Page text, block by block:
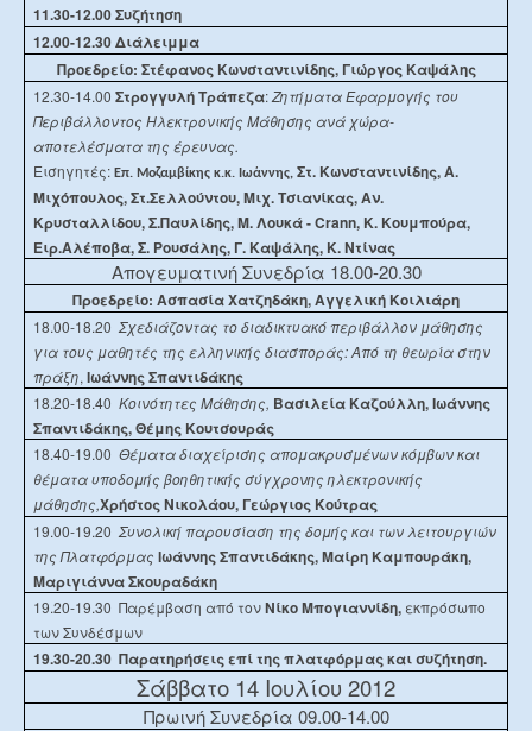
11.30-12.00 Συζήτηση
12.00-12.30 Διάλειμμα
Προεδρείο: Στέφανος Κωνσταντινίδης, Γιώργος Καψάλης
12.30-14.00Στρογγυλή Τράπεζα:Ζητήματα Εφαρμογής του
Περιβάλλοντος Ηλεκτρονικής Μάθησης ανά χώρα-
αποτελέσματα της έρευνας.
Εισηγητές:Επ. Μοζαμβίκης κ.κ. Ιωάννης, Στ. Κωνσταντινίδης, Α.
Μιχόπουλος, Στ.Σελλούντου, Μιχ. Τσιανίκας, Αν.
Κρυσταλλίδου, Σ.Παυλίδης, Μ. Λουκά - Crann, Κ. Κουμπούρα,
Ειρ.Αλέποβα, Σ. Ρουσάλης, Γ. Καψάλης, Κ. Ντίνας
Απογευματινή Συνεδρία 18.00-20.30
Προεδρείο: Ασπασία Χατζηδάκη, Αγγελική Κοιλιάρη
18.00-18.20 Σχεδιάζοντας το διαδικτυακό περιβάλλον μάθησης
για τους μαθητές της ελληνικής διασποράς: Από τη θεωρία στην
πράξη,Ιωάννης Σπαντιδάκης
18.20-18.40 Κοινότητες Μάθησης, Βασιλεία Καζούλλη, Ιωάννης
Σπαντιδάκης, Θέμης Κουτσουράς
18.40-19.00 Θέματα διαχείρισης απομακρυσμένων κόμβων και
θέματα υποδομής βοηθητικής σύγχρονης ηλεκτρονικής
μάθησης,Χρήστος Νικολάου, Γεώργιος Κούτρας
19.00-19.20 Συνολική παρουσίαση της δομής και των λειτουργιών
της Πλατφόρμας Ιωάννης Σπαντιδάκης, Μαίρη Καμπουράκη,
Μαριγιάννα Σκουραδάκη
19.20-19.30 Παρέμβαση από τονΝίκο Μπογιαννίδη, εκπρόσωπο
των Συνδέσμων
19.30-20.30 Παρατηρήσεις επί της πλατφόρμας και συζήτηση.
Σάββατο 14 Ιουλίου 2012
Πρωινή Συνεδρία 09.00-14.00